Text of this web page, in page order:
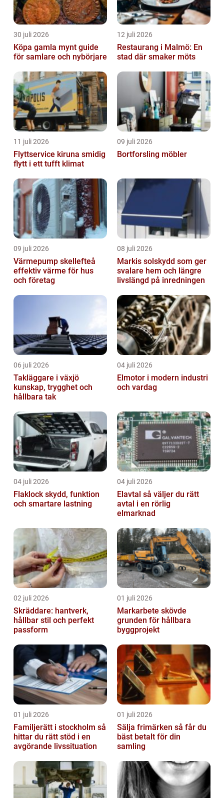
30 juli 2026
Köpa gamla mynt guide
för samlare och nybörjare
12 juli 2026
Restaurang i Malmö: En
stad där smaker möts
11 juli 2026
Flyttservice kiruna smidig
flytt i ett tufft klimat
09 juli 2026
Bortforsling möbler
09 juli 2026
Värmepump skellefteå
effektiv värme för hus
och företag
08 juli 2026
Markis solskydd som ger
svalare hem och längre
livslängd på inredningen
06 juli 2026
Takläggare i växjö
kunskap, trygghet och
hållbara tak
04 juli 2026
Elmotor i modern industri
och vardag
04 juli 2026
Flaklock skydd, funktion
och smartare lastning
04 juli 2026
Elavtal så väljer du rätt
avtal i en rörlig
elmarknad
02 juli 2026
Skräddare: hantverk,
hållbar stil och perfekt
passform
01 juli 2026
Markarbete skövde
grunden för hållbara
byggprojekt
01 juli 2026
Familjerätt i stockholm så
hittar du rätt stöd i en
avgörande livssituation
01 juli 2026
Sälja frimärken så får du
bäst betalt för din
samling